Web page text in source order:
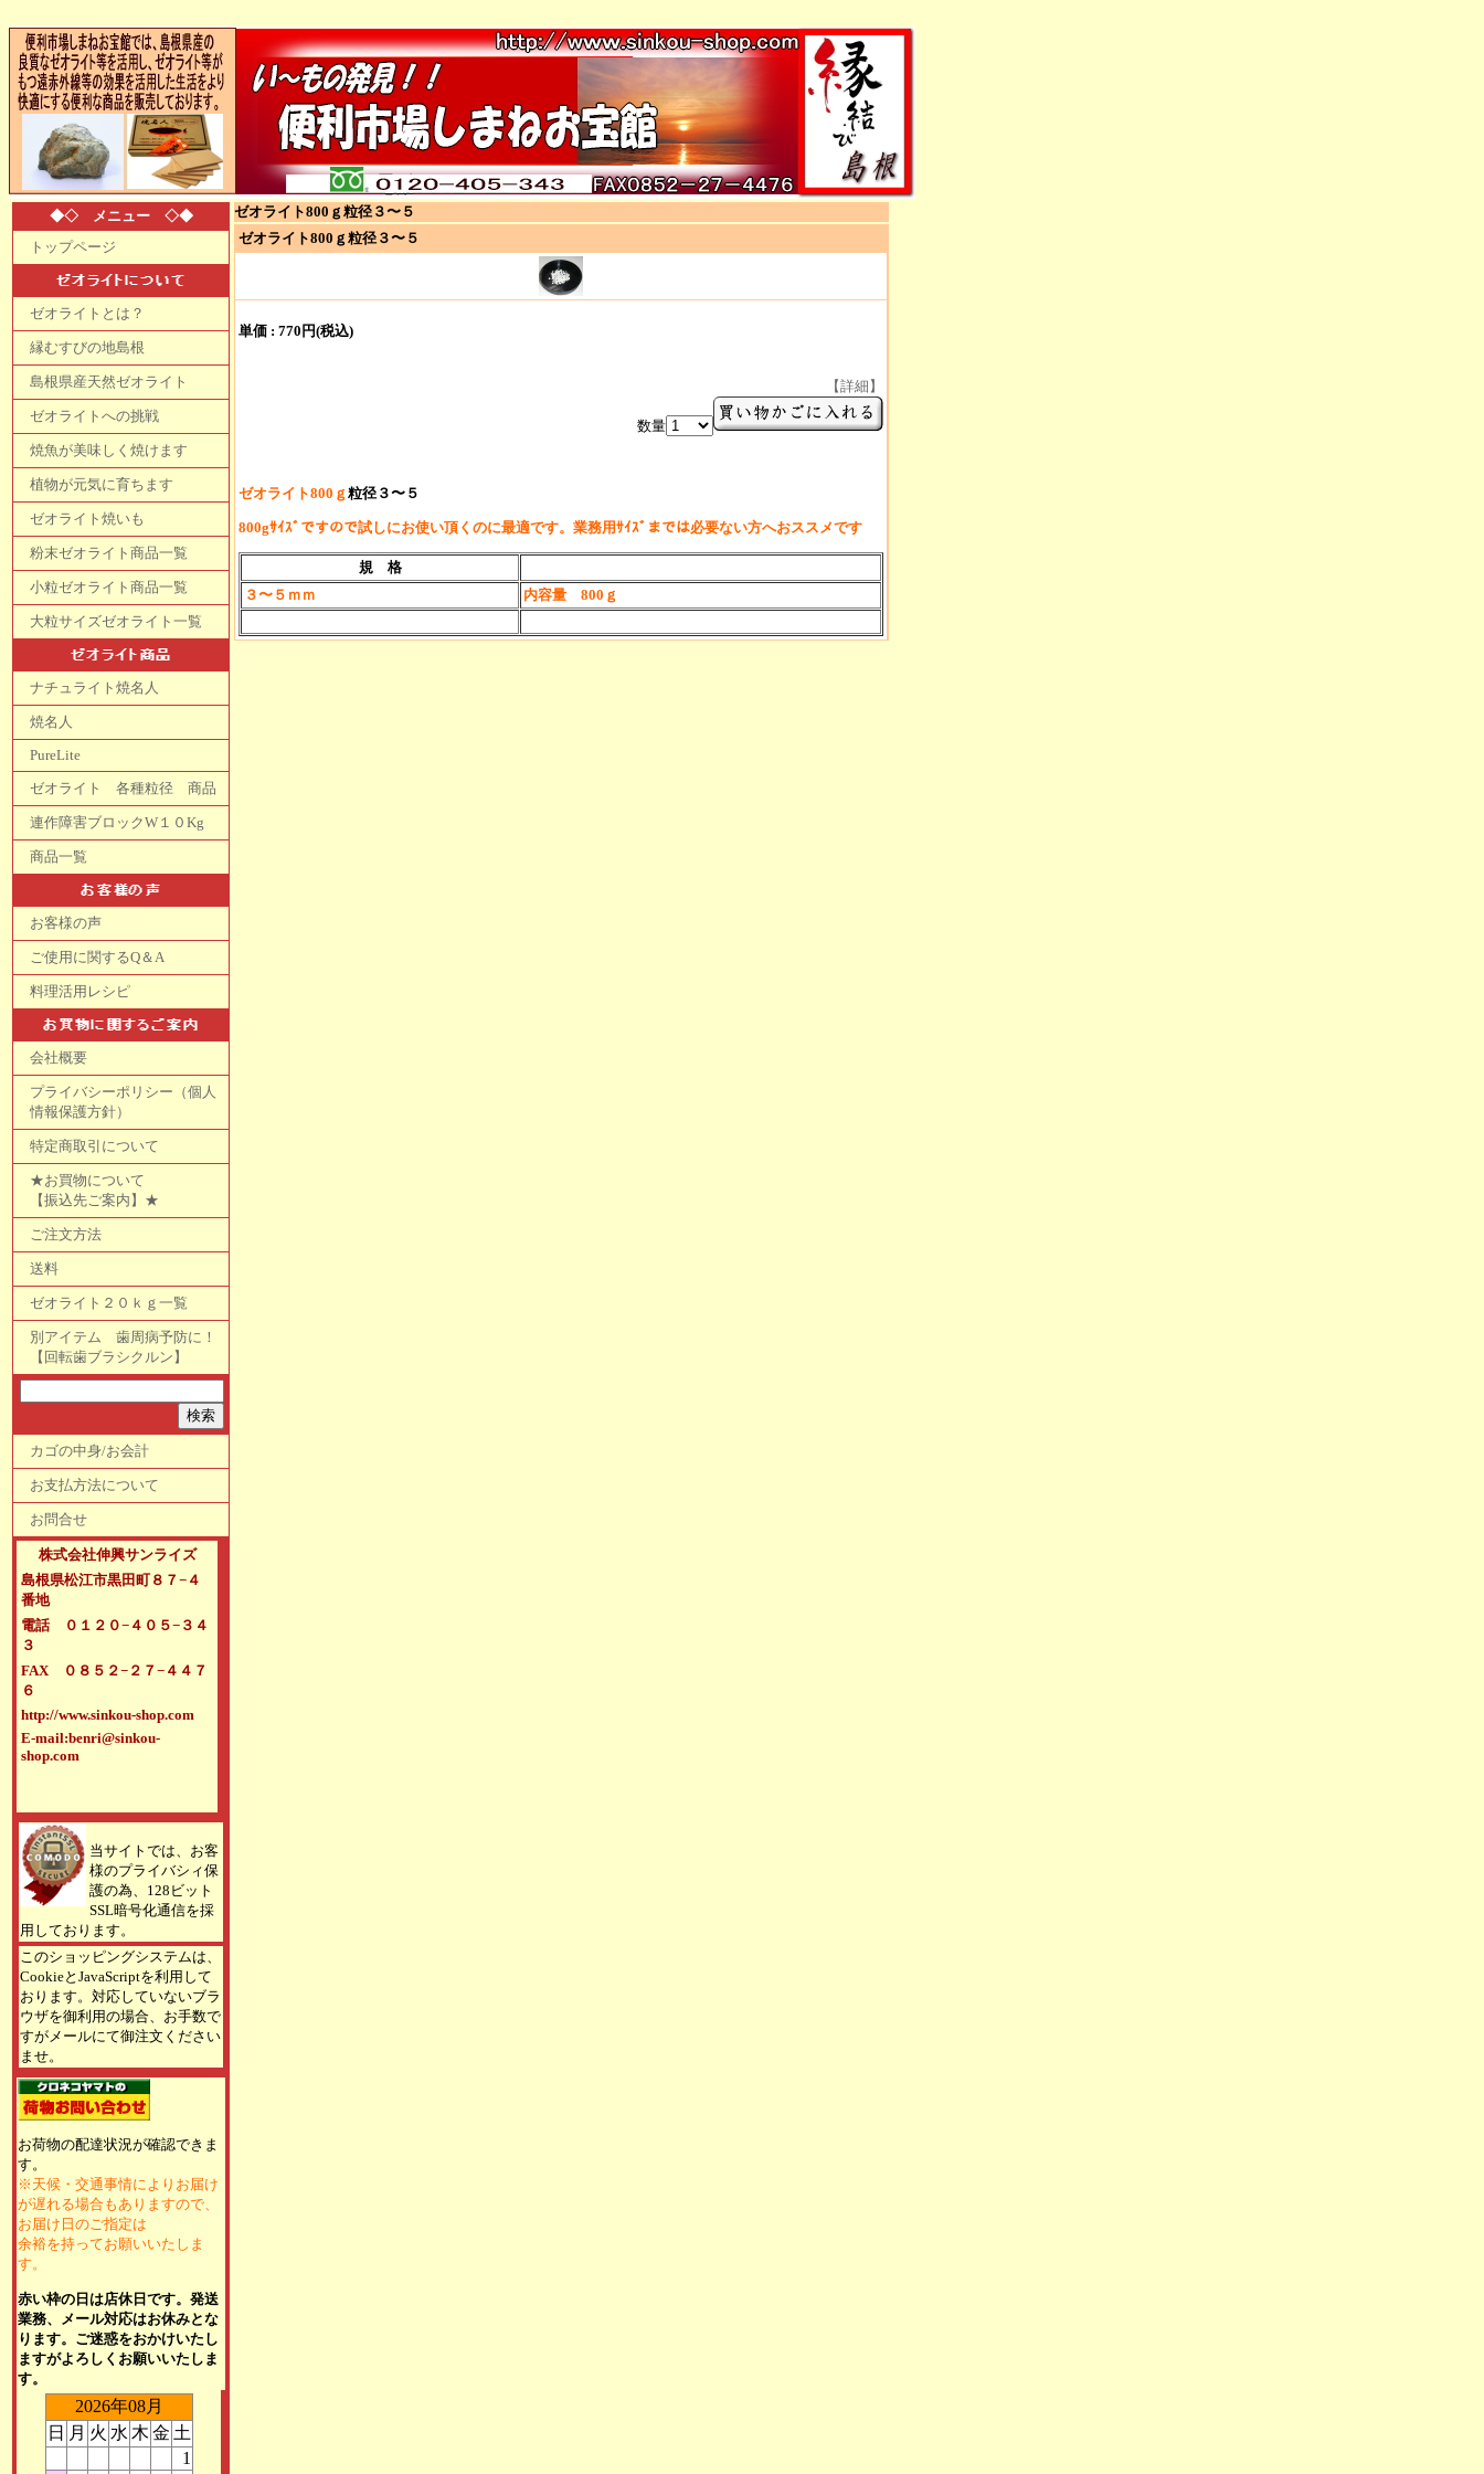
◆◇ メニュー ◇◆
トップページ
ゼオライトとは？
縁むすびの地島根
島根県産天然ゼオライト
ゼオライトへの挑戦
焼魚が美味しく焼けます
植物が元気に育ちます
ゼオライト焼いも
粉末ゼオライト商品一覧
小粒ゼオライト商品一覧
大粒サイズゼオライト一覧
ナチュライト焼名人
焼名人
PureLite
ゼオライト 各種粒径 商品
連作障害ブロックW１０Kg
商品一覧
お客様の声
ご使用に関するQ＆A
料理活用レシピ
会社概要
プライバシーポリシー（個人
情報保護方針）
特定商取引について
★お買物について
【振込先ご案内】★
ご注文方法
送料
ゼオライト２０ｋｇ一覧
別アイテム 歯周病予防に！
【回転歯ブラシクルン】
カゴの中身/お会計
お支払方法について
お問合せ
株式会社伸興サンライズ
島根県松江市黒田町８７−４
番地
電話 ０１２０−４０５−３４
３
FAX ０８５２−２７−４４７
６
http://www.sinkou-shop.com
E-mail:benri@sinkou-
shop.com
当サイトでは、お客
様のプライバシィ保
護の為、128ビット
SSL暗号化通信を採
用しております。
このショッピングシステムは、
CookieとJavaScriptを利用して
おります。対応していないブラ
ウザを御利用の場合、お手数で
すがメールにて御注文ください
ませ。
お荷物の配達状況が確認できま
す。
※天候・交通事情によりお届け
が遅れる場合もありますので、
お届け日のご指定は
余裕を持ってお願いいたしま
す。
赤い枠の日は店休日です。発送
業務、メール対応はお休みとな
ります。ご迷惑をおかけいたし
ますがよろしくお願いいたしま
す。
2026年08月
日 月 火 水 木 金 土
1
ゼオライト800ｇ粒径３〜５
ゼオライト800ｇ粒径３〜５
単価 : 770円(税込)
【詳細】
数量
ゼオライト800ｇ 粒径３〜５
800gｻｲｽﾞですので試しにお使い頂くのに最適です。 業務用ｻｲｽﾞまでは必要ない方へおススメです
規 格
３〜５ｍｍ
内容量 800ｇ